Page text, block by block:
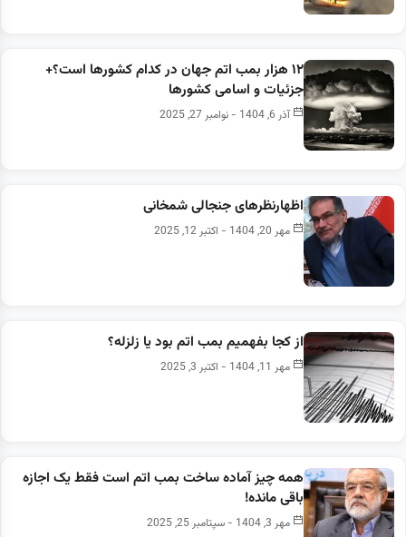
۱۲ هزار بمب اتم جهان در کدام کشورها است؟+
جزئیات و اسامی کشورها
آذر 6, 1404 - نوامبر 27, 2025
اظهارنظرهای جنجالی شمخانی
مهر 20, 1404 - اکتبر 12, 2025
از کجا بفهمیم بمب اتم بود یا زلزله؟
مهر 11, 1404 - اکتبر 3, 2025
همه چیز آماده ساخت بمب اتم است فقط یک اجازه
باقی مانده!
مهر 3, 1404 - سپتامبر 25, 2025